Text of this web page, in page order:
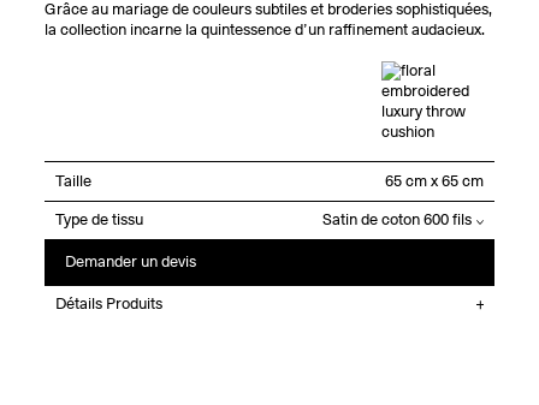
Grâce au mariage de couleurs subtiles et broderies sophistiquées,
la collection incarne la quintessence d’un raffinement audacieux.
Taille
Type de tissu
Demander un devis
Détails Produits